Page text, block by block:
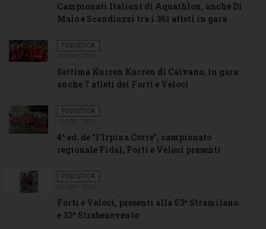
Campionati Italiani di Aquathlon, anche Di
Maio e Scandiuzzi tra i 361 atleti in gara
PODISTICA
Settima Kurren Kurren di Caivano, in gara
anche 7 atleti dei Forti e Veloci
PODISTICA
4^ ed. de “l’Irpina Corre”, campionato
regionale Fidal, Forti e Veloci presenti
PODISTICA
Forti e Veloci, presenti alla 53^ Stramilano
e 33^ Strabenevento